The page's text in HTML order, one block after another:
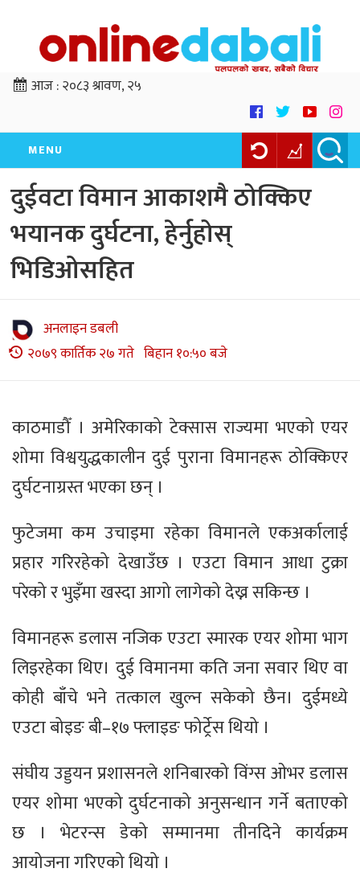
आज :२०८३ श्रावण, २५
MENU
दुईवटा विमान आकाशमै ठोक्किए
भयानक दुर्घटना, हेर्नुहोस्
भिडिओसहित
अनलाइन डबली
२०७९ कार्तिक २७ गते बिहान १०:५० बजे
काठमाडौँ । अमेरिकाको टेक्सास राज्यमा भएको एयर
शोमा विश्वयुद्धकालीन दुई पुराना विमानहरू ठोक्किएर
दुर्घटनाग्रस्त भएका छन् ।
फुटेजमा कम उचाइमा रहेका विमानले एकअर्कालाई
प्रहार गरिरहेको देखाउँछ । एउटा विमान आधा टुक्रा
परेको र भुइँमा खस्दा आगो लागेको देख्न सकिन्छ ।
विमानहरू डलास नजिक एउटा स्मारक एयर शोमा भाग
लिइरहेका थिए। दुई विमानमा कति जना सवार थिए वा
कोही बाँचे भने तत्काल खुल्न सकेको छैन। दुईमध्ये
एउटा बोइङ बी–१७ फ्लाइङ फोर्ट्रेस थियो ।
संघीय उड्डयन प्रशासनले शनिबारको विंग्स ओभर डलास
एयर शोमा भएको दुर्घटनाको अनुसन्धान गर्ने बताएको
छ । भेटरन्स डेको सम्मानमा तीनदिने कार्यक्रम
आयोजना गरिएको थियो ।